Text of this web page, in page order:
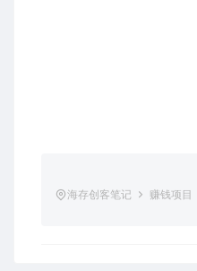
海存创客笔记 赚钱项目